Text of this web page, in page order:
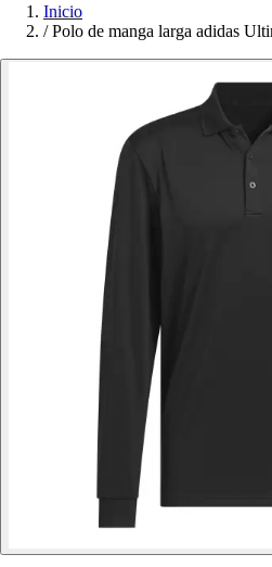
Inicio
/ Polo de manga larga adidas